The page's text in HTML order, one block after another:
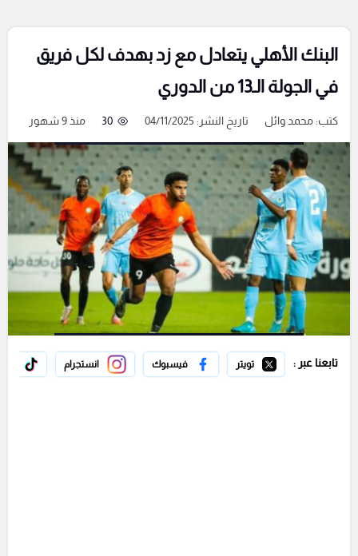
البنك الأهلي يتعادل مع زد بهدف لكل فريق
في الجولة الـ13 من الدوري
كتب:محمد وائل تاريخ النشر: 04/11/2025 30 منذ 9 شهور
تابعنا عبر : تويتر فيسبوك انستجرام